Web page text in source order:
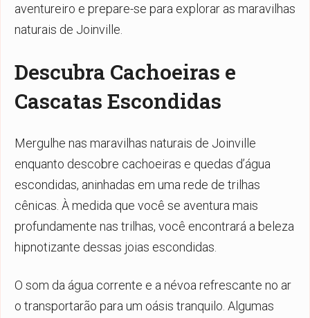
aventureiro e prepare-se para explorar as maravilhas
naturais de Joinville.
Descubra Cachoeiras e
Cascatas Escondidas
Mergulhe nas maravilhas naturais de Joinville
enquanto descobre cachoeiras e quedas d’água
escondidas, aninhadas em uma rede de trilhas
cênicas. À medida que você se aventura mais
profundamente nas trilhas, você encontrará a beleza
hipnotizante dessas joias escondidas.
O som da água corrente e a névoa refrescante no ar
o transportarão para um oásis tranquilo. Algumas